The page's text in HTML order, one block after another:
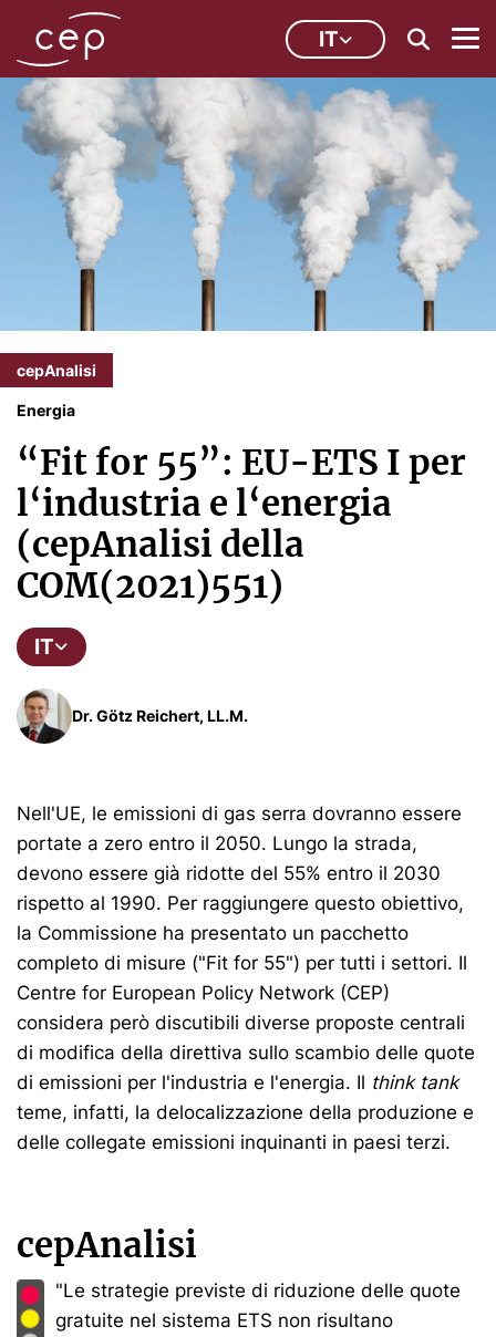
IT
cepAnalisi
Energia
“Fit for 55”: EU-ETS I per
l‘industria e l‘energia
(cepAnalisi della
COM(2021)551)
IT
Dr. Götz Reichert, LL.M.
Nell'UE, le emissioni di gas serra dovranno essere
portate a zero entro il 2050. Lungo la strada,
devono essere già ridotte del 55% entro il 2030
rispetto al 1990. Per raggiungere questo obiettivo,
la Commissione ha presentato un pacchetto
completo di misure ("Fit for 55") per tutti i settori. Il
Centre for European Policy Network (CEP)
considera però discutibili diverse proposte centrali
di modifica della direttiva sullo scambio delle quote
di emissioni per l'industria e l'energia. Il think tank
teme, infatti, la delocalizzazione della produzione e
delle collegate emissioni inquinanti in paesi terzi.
cepAnalisi
"Le strategie previste di riduzione delle quote
gratuite nel sistema ETS non risultano